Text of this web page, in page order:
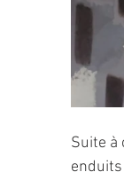
Suite à